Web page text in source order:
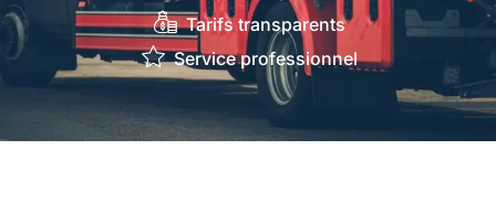
Tarifs transparents
Service professionnel